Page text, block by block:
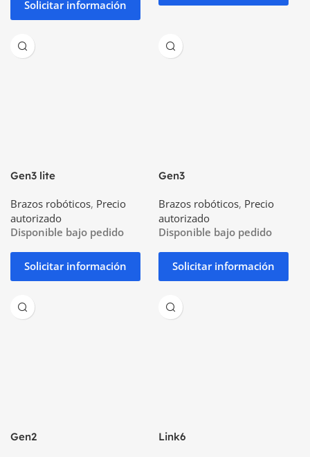
Solicitar información
Gen3 lite
Brazos robóticos, Precio
autorizado
Disponible bajo pedido
Solicitar información
Gen3
Brazos robóticos, Precio
autorizado
Disponible bajo pedido
Solicitar información
Gen2 Link6